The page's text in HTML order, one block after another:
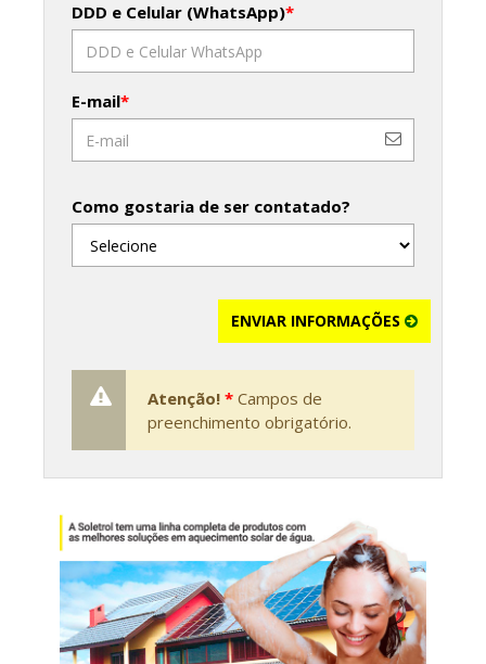
DDD e Celular (WhatsApp)*
E-mail*
Como gostaria de ser contatado?
ENVIAR INFORMAÇÕES
Atenção! * Campos de
preenchimento obrigatório.